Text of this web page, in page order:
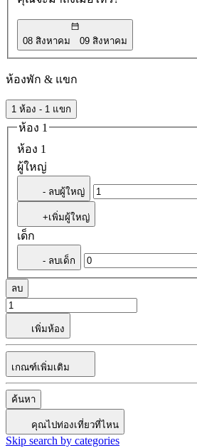
08 สิงหาคม 09 สิงหาคม
ห้องพัก & แขก
1 ห้อง - 1 แขก
ห้อง 1
ห้อง 1
ผู้ใหญ่
- ลบผู้ใหญ่
+เพิ่มผู้ใหญ่
เด็ก
- ลบเด็ก
ลบ
เพิ่มห้อง
เกณฑ์เพิ่มเติม
ค้นหา
คุณไปท่องเที่ยวที่ไหน
Skip search by categories